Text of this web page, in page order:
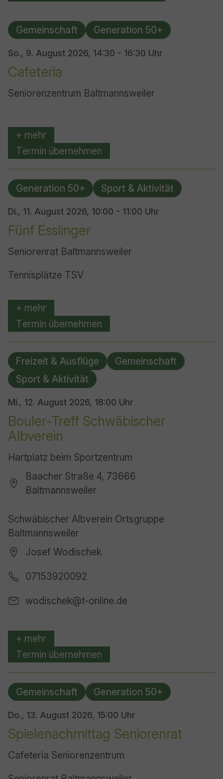
20 Ergebnisse gefunden
So., 9. August 2026, 14:30 - 16:30 Uhr
Cafeteria
Seniorenzentrum Baltmannsweiler
+ mehr
Termin übernehmen
Gemeinschaft Generation 50+
Di., 11. August 2026, 10:00 - 11:00 Uhr
Fünf Esslinger
Seniorenrat Baltmannsweiler
Tennisplätze TSV
+ mehr
Termin übernehmen
Generation 50+ Sport & Aktivität
Mi., 12. August 2026, 18:00 Uhr
Bouler-Treff Schwäbischer
Albverein
Hartplatz beim Sportzentrum
Baacher Straße 4, 73666
Baltmannsweiler
Schwäbischer Albverein Ortsgruppe
Baltmannsweiler
Josef Wodischek
07153920092
wodischek@t-online.de
+ mehr
Termin übernehmen
Freizeit & Ausflüge
Gemeinschaft
Sport & Aktivität
Do., 13. August 2026, 15:00 Uhr
Spielenachmittag Seniorenrat
Cafeteria Seniorenzentrum
Gemeinschaft Generation 50+